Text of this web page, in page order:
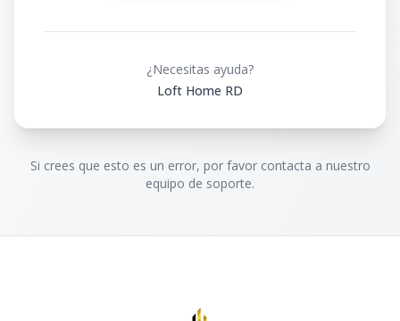
¿Necesitas ayuda?
Loft Home RD
Si crees que esto es un error, por favor contacta a nuestro
equipo de soporte.